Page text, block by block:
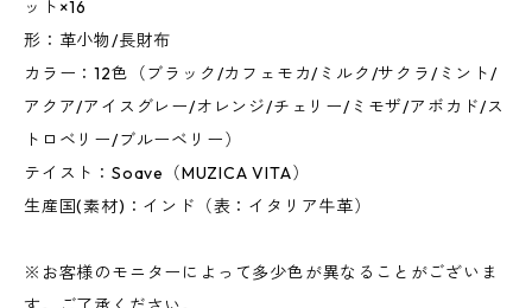
ット×16
形：革小物/長財布
カラー：12色（ブラック/カフェモカ/ミルク/サクラ/ミント/
アクア/アイスグレー/オレンジ/チェリー/ミモザ/アボカド/ス
トロベリー/ブルーベリー）
テイスト：Soave（MUZICA VITA）
生産国(素材)：インド（表：イタリア牛革）
※お客様のモニターによって多少色が異なることがございま